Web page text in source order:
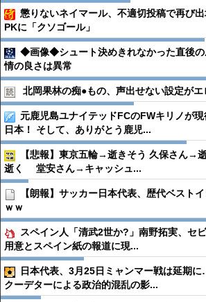
懲りないネイマール、不適切投稿で再び
PKに「クソゴール」
◆画像◆シュート決めきれなかった直後の
情の良さは異常
北岡果林の痴●︎もの、声出せない設定が
元鹿児島ユナイテッドFCのFWキリノが
日本！ そして、ありがとう鹿児...
【悲報】東京五輪→逝きそう 久保さん
逝く 堂安さん→キャッシュ...
【朗報】サッカー日本代表、歴代ベスト
ｗｗ
スペイン人「清武2世か?」南野拓実、セ
用意とスペイン紙の報道に現...
日本代表、3月25日ミャンマー戦は延期
クーデターによる政治的混乱の影...